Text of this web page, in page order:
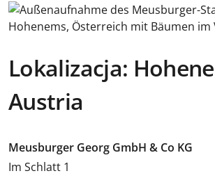
Lokalizacja:
Austria
Meusburger Georg GmbH & Co KG
Im Schlatt 1